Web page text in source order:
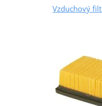
Vzduchový